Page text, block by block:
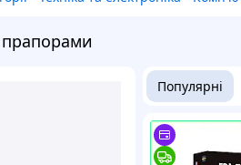
прапорами
Популярні